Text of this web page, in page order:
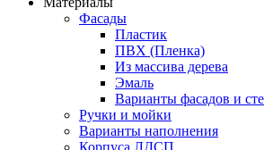
Фасады
Пластик
ПВХ (Пленка)
Из массива дерева
Эмаль
Варианты фасадов и
Ручки и мойки
Варианты наполнения
Корпуса ЛДСП